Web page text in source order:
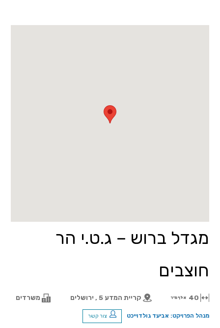
מגדל ברוש – ג.ט.י הר
חוצבים
40 אלף מ"ר קריית המדע 5 , ירושלים משרדים
מנהל הפרויקט: אביעד גולדוייכט צור קשר